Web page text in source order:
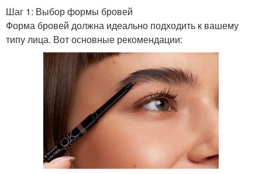
Шаг 1: Выбор формы бровей
Форма бровей должна идеально подходить к вашему
типу лица. Вот основные рекомендации: